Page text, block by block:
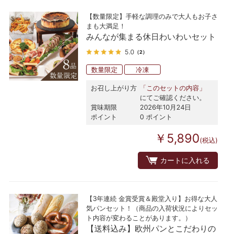
【数量限定】手軽な調理のみで大人もお子さ
まも大満足！
みんなが集まる休日わいわいセット
5.0 （2）
数量限定 冷凍
お召し上がり方
「このセットの内容」
にてご確認ください。
賞味期限
2026年10月24日
ポイント
0 ポイント
￥5,890(税込)
カートに入れる
【3年連続 金賞受賞＆殿堂入り】お得な大人
気パンセット！（商品の入荷状況によりセッ
ト内容が変わることがあります。）
【送料込み】欧州パンとこだわりの